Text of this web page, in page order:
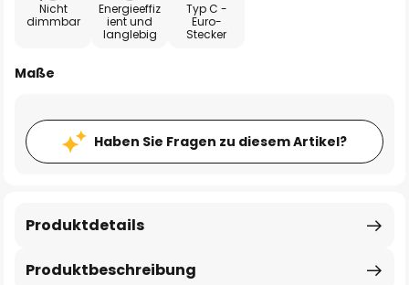
Nicht
dimmbar
Energieeffiz
ient und
langlebig
Typ C -
Euro-
Stecker
Maße
Haben Sie Fragen zu diesem Artikel?
Produktbeschreibung
Produktdetails